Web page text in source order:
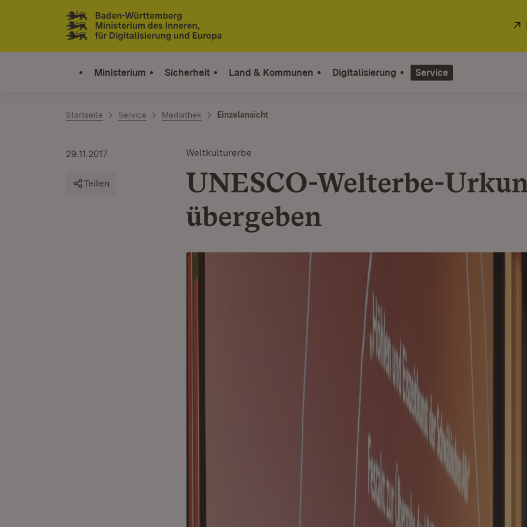
Zum Inhalt springen
Link zur Startseite
Ministerium Sicherheit Land & Kommunen Digitalisierung Service
Startseite Service Mediathek Einzelansicht
Weltkulturerbe
UNESCO-Welterbe-
übergeben
29.11.2017
Teilen